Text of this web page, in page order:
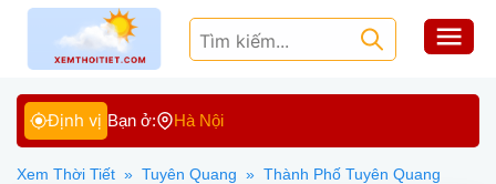
Định vị Bạn ở: Hà Nội
Xem Thời Tiết » Tuyên Quang » Thành Phố Tuyên Quang